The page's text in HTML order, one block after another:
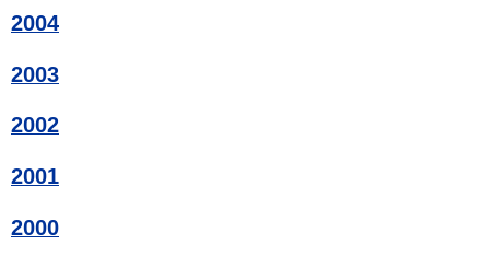
2004
2003
2002
2001
2000